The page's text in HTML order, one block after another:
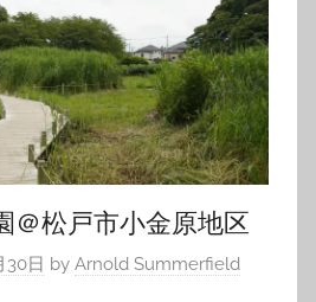
＠松戸市小金原地区
30日 by Arnold Summerfield